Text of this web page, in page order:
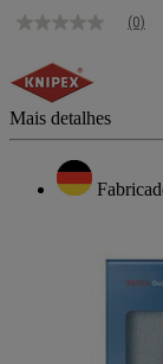
Sem
de
classificação
Link
para
a
mesma
página.
(0)
Mais detalhes